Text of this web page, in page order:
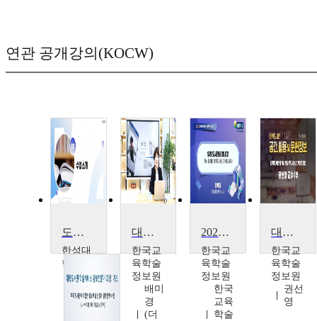
연관 공개강의(KOCW)
도서관과 마을공동체
한성대
학교
육지
박성
대학도서관 홍보전략
한국교
육학술
정보원
배미
경
(더
2022년 대학도서관 실무자 세미나
한국교
육학술
정보원
한국
교육
학술
대학도서관의 가상현실 서비스 가이드라인
한국교
육학술
정보원
권선
영